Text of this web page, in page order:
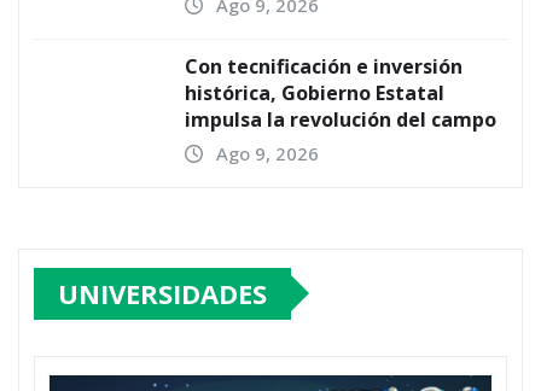
Con tecnificación e inversión
histórica, Gobierno Estatal
impulsa la revolución del campo
Ago 9, 2026
UNIVERSIDADES